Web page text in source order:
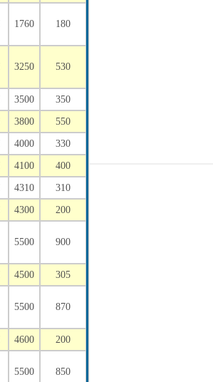
1760 180
3250 530
3500 350
3800 550
4000 330
4100 400
4310 310
4300 200
5500 900
4500 305
5500 870
4600 200
5500 850